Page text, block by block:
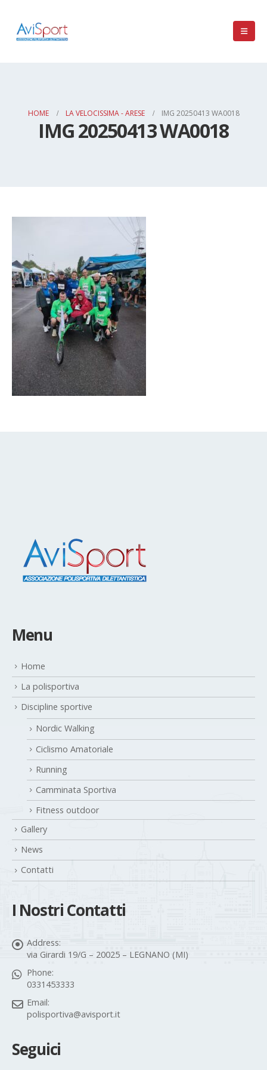
HOME LA VELOCISSIMA - ARESE IMG 20250413 WA0018
IMG 20250413 WA0018
Menu
Home
La polisportiva
Discipline sportive
Nordic Walking
Ciclismo Amatoriale
Running
Camminata Sportiva
Fitness outdoor
Gallery
News
Contatti
I Nostri Contatti
Address:
via Girardi 19/G – 20025 – LEGNANO (MI)
Phone:
0331453333
Email:
polisportiva@avisport.it
Seguici